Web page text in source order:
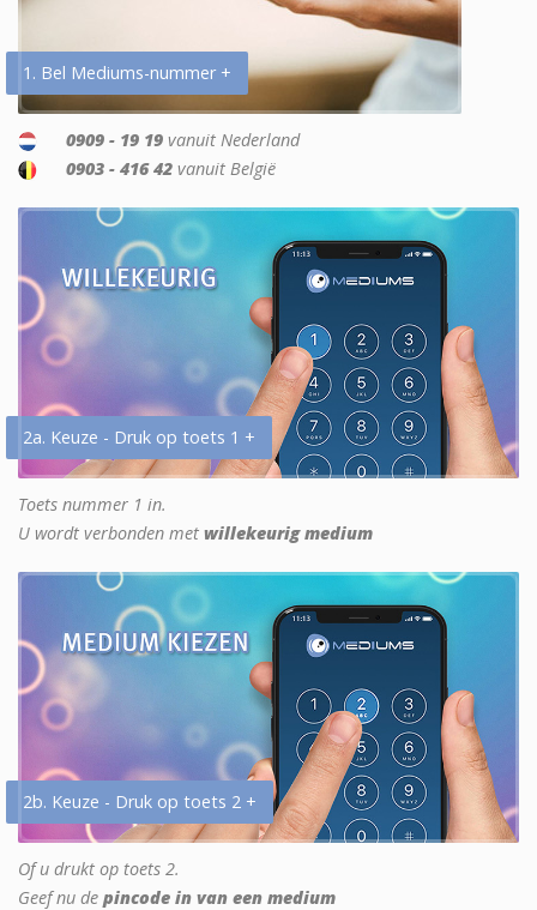
1. Bel Mediums-nummer +
0909 - 19 19 vanuit Nederland
0903 - 416 42 vanuit België
2a. Keuze - Druk op toets 1 +
Toets nummer 1 in.
U wordt verbonden met willekeurig medium
2b. Keuze - Druk op toets 2 +
Of u drukt op toets 2.
Geef nu de pincode in van een medium